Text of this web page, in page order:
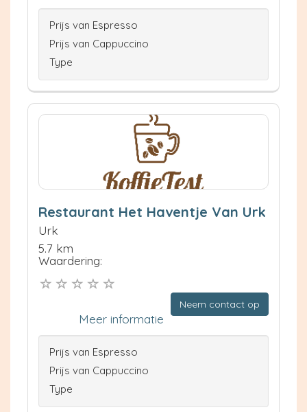
Prijs van Espresso
Prijs van Cappuccino
Type
Restaurant Het Haventje Van Urk
Urk
5.7 km
Waardering:
Neem contact op
Meer informatie
Prijs van Espresso
Prijs van Cappuccino
Type